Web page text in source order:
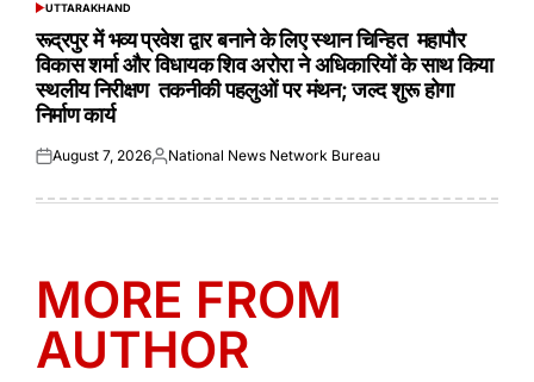
POSTED
UTTARAKHAND
रूद्रपुर में भव्य प्रवेश द्वार बनाने के लिए स्थान चिन्हित महापौर
विकास शर्मा और विधायक शिव अरोरा ने अधिकारियों के साथ किया
स्थलीय निरीक्षण तकनीकी पहलुओं पर मंथन; जल्द शुरू होगा
निर्माण कार्य
Posted
August 7, 2026Posted
National News Network Bureau
MORE FROM
AUTHOR